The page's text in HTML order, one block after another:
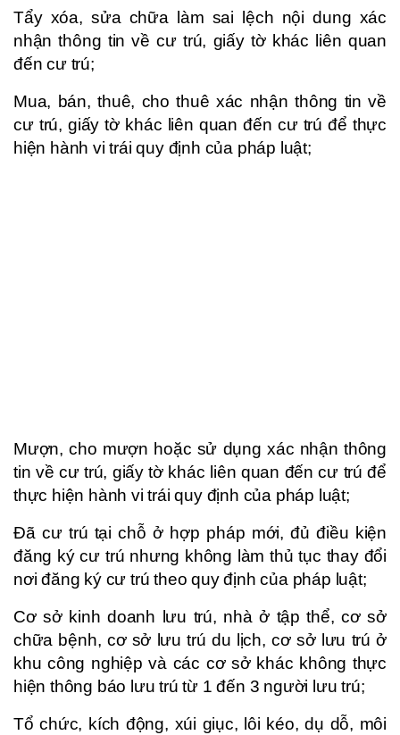
Tẩy xóa, sửa chữa làm sai lệch nội dung xác
nhận thông tin về cư trú, giấy tờ khác liên quan
đến cư trú;
Mua, bán, thuê, cho thuê xác nhận thông tin về
cư trú, giấy tờ khác liên quan đến cư trú để thực
hiện hành vi trái quy định của pháp luật;
Mượn, cho mượn hoặc sử dụng xác nhận thông
tin về cư trú, giấy tờ khác liên quan đến cư trú để
thực hiện hành vi trái quy định của pháp luật;
Đã cư trú tại chỗ ở hợp pháp mới, đủ điều kiện
đăng ký cư trú nhưng không làm thủ tục thay đổi
nơi đăng ký cư trú theo quy định của pháp luật;
Cơ sở kinh doanh lưu trú, nhà ở tập thể, cơ sở
chữa bệnh, cơ sở lưu trú du lịch, cơ sở lưu trú ở
khu công nghiệp và các cơ sở khác không thực
hiện thông báo lưu trú từ 1 đến 3 người lưu trú;
Tổ chức, kích động, xúi giục, lôi kéo, dụ dỗ, môi